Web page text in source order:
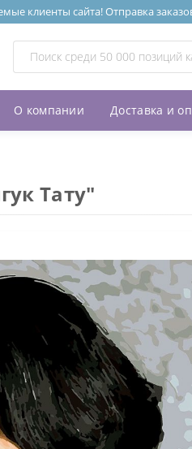
клиенты сайта! Отправка
О компании Доставка и
Тату"